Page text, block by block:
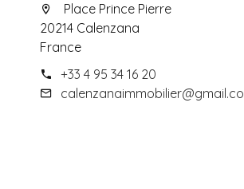
Place Prince Pierre
20214 Calenzana
France
+33 4 95 34 16 20